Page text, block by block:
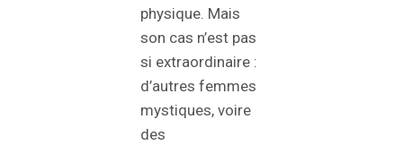
physique. Mais
son cas n’est pas
si extraordinaire :
d’autres femmes
mystiques, voire
des